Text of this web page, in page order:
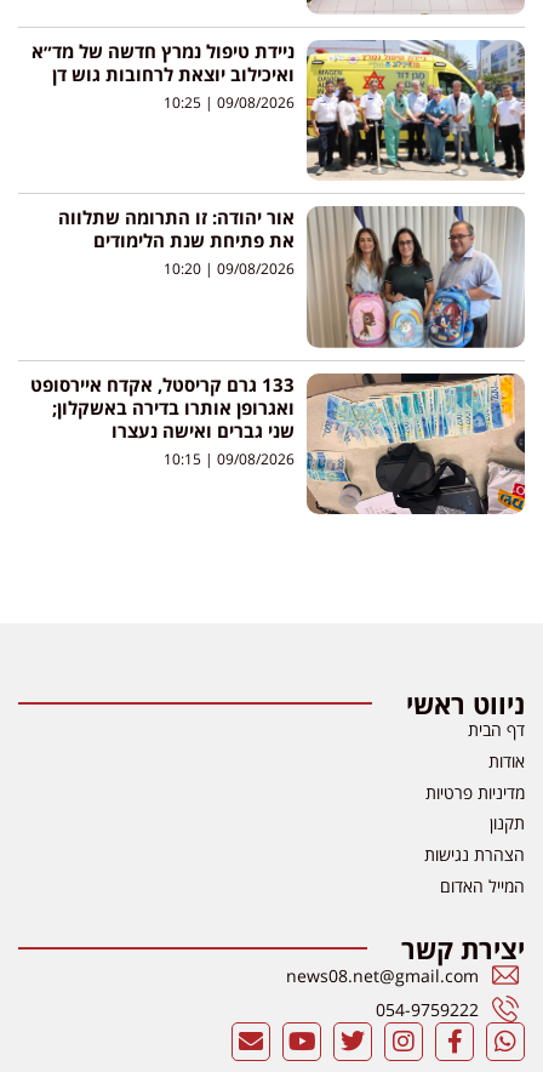
ניידת טיפול נמרץ חדשה של מד״א
ואיכילוב יוצאת לרחובות גוש דן
09/08/2026
אור יהודה: זו התרומה שתלווה
את פתיחת שנת הלימודים
09/08/2026
133 גרם קריסטל, אקדח איירסופט
ואגרופן אותרו בדירה באשקלון;
שני גברים ואישה נעצרו
09/08/2026
ניווט ראשי
דף הבית
אודות
מדיניות פרטיות
תקנון
הצהרת נגישות
המייל האדום
יצירת קשר
news08.net@gmail.com
054-9759222